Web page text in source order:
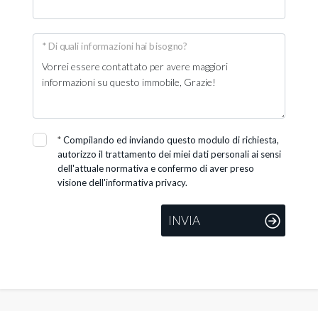
* Di quali informazioni hai bisogno?
*Compilando ed inviando questo modulo di richiesta,
autorizzo il trattamento dei miei dati personali ai sensi
dell'attuale normativa e confermo di aver preso
visione dell'informativa privacy.
INVIA